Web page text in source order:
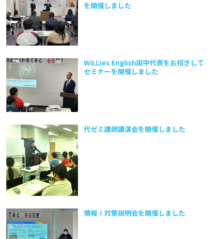
を開催しました
WiLLies English田中代表をお招きして
セミナーを開催しました
代ゼミ講師講演会を開催しました
情報Ⅰ対策説明会を開催しました